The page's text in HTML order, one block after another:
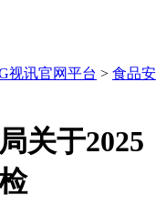
视讯官网平台 > 食品安
关于2025